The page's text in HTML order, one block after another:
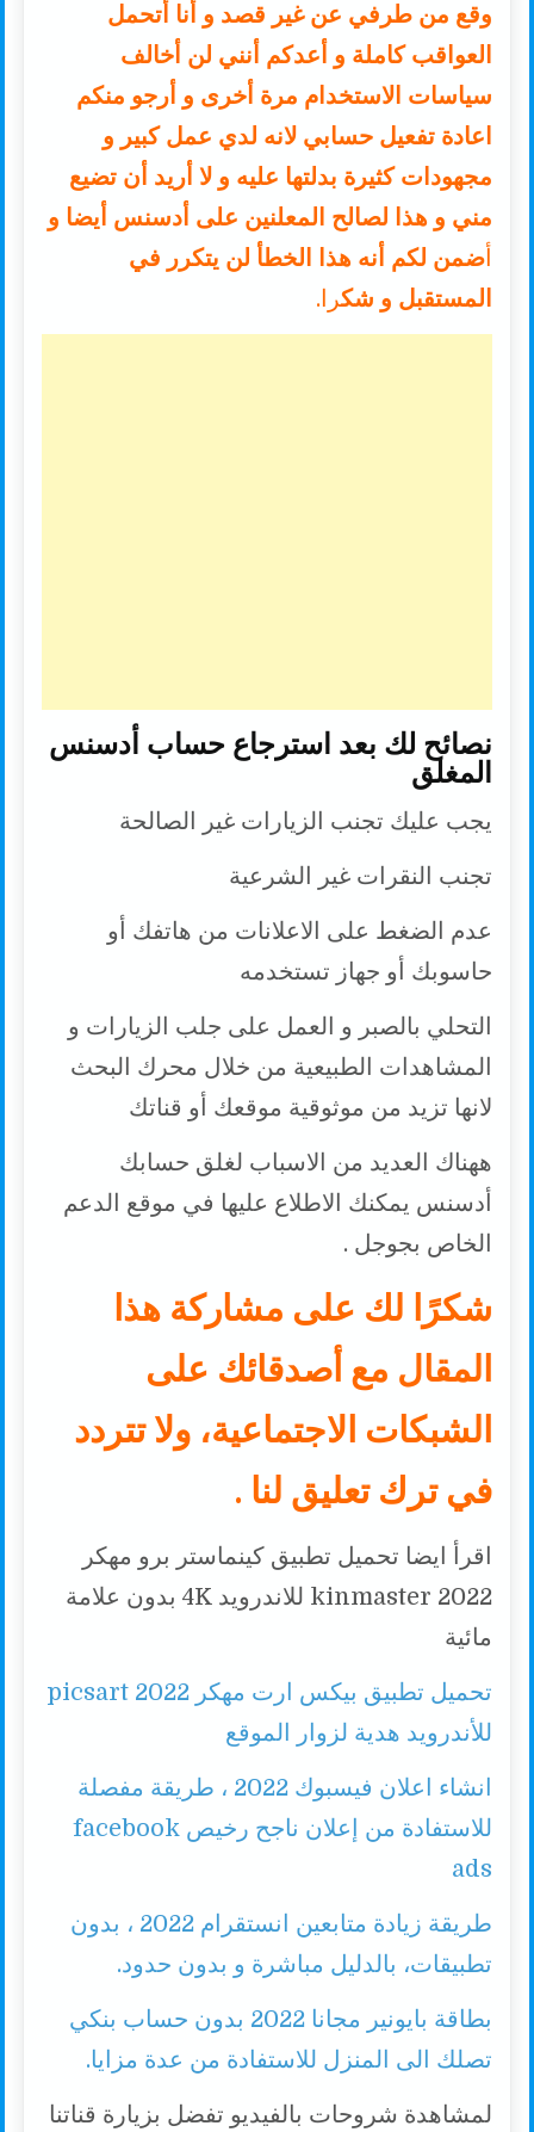
وقع من طرفي عن غير قصد و أنا أتحمل
العواقب كاملة و أعدكم أنني لن أخالف
سياسات الاستخدام مرة أخرى و أرجو منكم
اعادة تفعيل حسابي لانه لدي عمل كبير و
مجهودات كثيرة بدلتها عليه و لا أريد أن تضيع
مني و هذا لصالح المعلنين على أدسنس أيضا و
أضمن لكم أنه هذا الخطأ لن يتكرر في
المستقبل و شكرا.
نصائح لك بعد استرجاع حساب أدسنس
المغلق
يجب عليك تجنب الزيارات غير الصالحة
تجنب النقرات غير الشرعية
عدم الضغط على الاعلانات من هاتفك أو
حاسوبك أو جهاز تستخدمه
التحلي بالصبر و العمل على جلب الزيارات و
المشاهدات الطبيعية من خلال محرك البحث
لانها تزيد من موثوقية موقعك أو قناتك
ههناك العديد من الاسباب لغلق حسابك
أدسنس يمكنك الاطلاع عليها في موقع الدعم
الخاص بجوجل .
شكرًا لك على مشاركة هذا
المقال مع أصدقائك على
الشبكات الاجتماعية، ولا تتردد
في ترك تعليق لنا .
اقرأ ايضا تحميل تطبيق كينماستر برو مهكر
2022 kinmaster للاندرويد 4K بدون علامة
مائية
تحميل تطبيق بيكس ارت مهكر 2022 picsart
للأندرويد هدية لزوار الموقع
انشاء اعلان فيسبوك 2022 ، طريقة مفصلة
للاستفادة من إعلان ناجح رخيص facebook
ads
طريقة زيادة متابعين انستقرام 2022 ، بدون
تطبيقات، بالدليل مباشرة و بدون حدود.
بطاقة بايونير مجانا 2022 بدون حساب بنكي
تصلك الى المنزل للاستفادة من عدة مزايا.
لمشاهدة شروحات بالفيديو تفضل بزيارة قناتنا